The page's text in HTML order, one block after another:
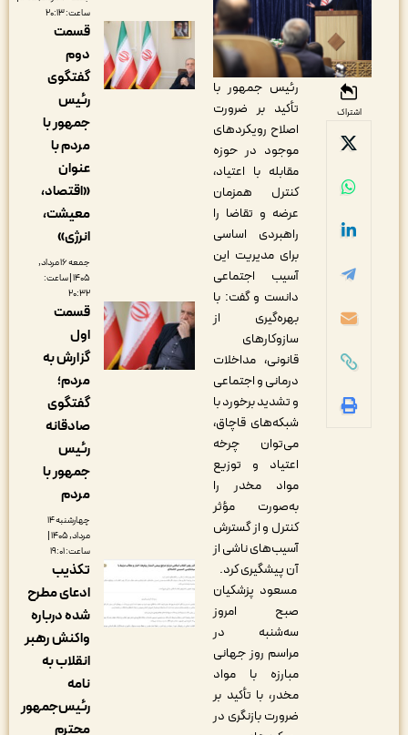
رئیس جمهور با
تأکید بر ضرورت
اصلاح رویکردهای
موجود در حوزه
مقابله با اعتیاد،
کنترل همزمان
عرضه و تقاضا را
راهبردی اساسی
برای مدیریت این
آسیب اجتماعی
دانست و گفت: با
بهره‌گیری از
سازوکارهای
قانونی، مداخلات
درمانی و اجتماعی
و تشدید برخورد با
شبکه‌های قاچاق،
می‌توان چرخه
اعتیاد و توزیع
مواد مخدر را
به‌صورت مؤثر
کنترل و از گسترش
آسیب‌های ناشی از
آن پیشگیری کرد.
مسعود پزشکیان
صبح امروز
سه‌شنبه در
مراسم روز جهانی
مبارزه با مواد
مخدر، با تأکید بر
ضرورت بازنگری در
قسمت
دوم
گفتگوی
جمهور با
«اقتصاد،
معیشت،
جمعه ۱۶ مرداد,
۱۴۰۵ | ساعت:
قسمت
اول
گزارش به
گفتگوی
صادقانه
جمهور با
چهارشنبه ۱۴
مرداد, ۱۴۰۵ |
تکذیب
ادعای مطرح
شده درباره
واکنش رهبر
انقلاب به
رئیس‌جمهور